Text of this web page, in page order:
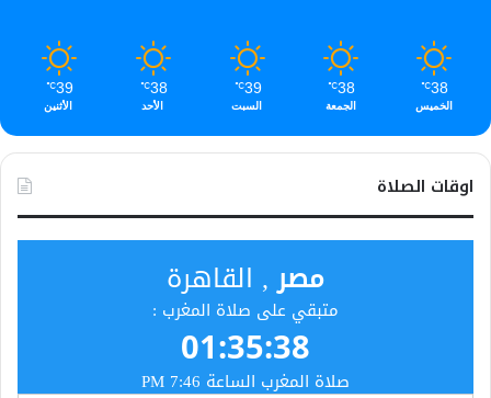
38
℃
الخميس
38
℃
الجمعة
39
℃
السبت
38
℃
الأحد
39
℃
الأثنين
اوقات الصلاة